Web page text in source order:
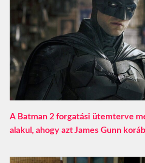
A Batman 2 forgatási ütemterve
alakul, ahogy azt James Gunn